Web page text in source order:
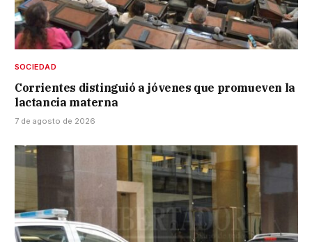
SOCIEDAD
Corrientes distinguió a jóvenes que promueven la
lactancia materna
7 de agosto de 2026